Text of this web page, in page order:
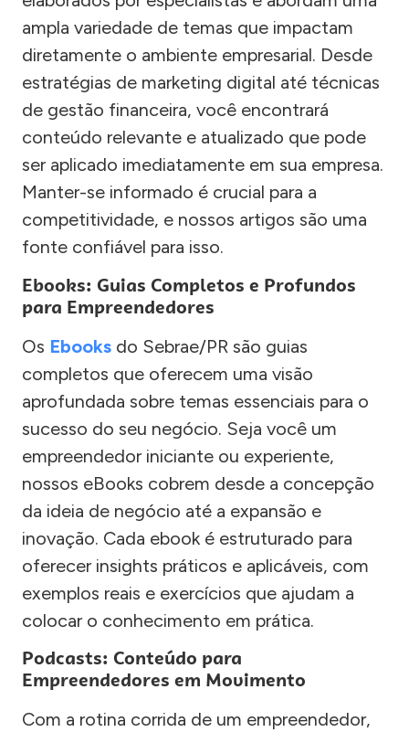
ampla variedade de temas que impactam
diretamente o ambiente empresarial. Desde
estratégias de marketing digital até técnicas
de gestão financeira, você encontrará
conteúdo relevante e atualizado que pode
ser aplicado imediatamente em sua empresa.
Manter-se informado é crucial para a
competitividade, e nossos artigos são uma
fonte confiável para isso.
Ebooks: Guias Completos e Profundos
para Empreendedores
Os Ebooks do Sebrae/PR são guias
completos que oferecem uma visão
aprofundada sobre temas essenciais para o
sucesso do seu negócio. Seja você um
empreendedor iniciante ou experiente,
nossos eBooks cobrem desde a concepção
da ideia de negócio até a expansão e
inovação. Cada ebook é estruturado para
oferecer insights práticos e aplicáveis, com
exemplos reais e exercícios que ajudam a
colocar o conhecimento em prática.
Podcasts: Conteúdo para
Empreendedores em Movimento
Com a rotina corrida de um empreendedor,